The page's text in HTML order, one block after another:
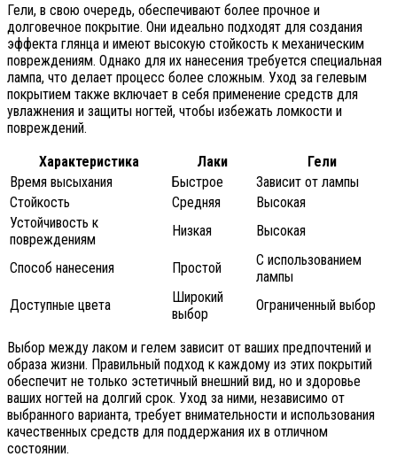
Гели, в свою очередь, обеспечивают более прочное и
долговечное покрытие. Они идеально подходят для создания
эффекта глянца и имеют высокую стойкость к механическим
повреждениям. Однако для их нанесения требуется специальная
лампа, что делает процесс более сложным. Уход за гелевым
покрытием также включает в себя применение средств для
увлажнения и защиты ногтей, чтобы избежать ломкости и
повреждений.
Характеристика
Лаки
Гели
Время высыхания
Быстрое
Зависит от лампы
Стойкость
Средняя
Высокая
Устойчивость к
повреждениям
Низкая Высокая
Способ нанесения Простой
С использованием
лампы
Доступные цвета
Широкий
выбор
Ограниченный выбор
Выбор между лаком и гелем зависит от ваших предпочтений и
образа жизни. Правильный подход к каждому из этих покрытий
обеспечит не только эстетичный внешний вид, но и здоровье
ваших ногтей на долгий срок. Уход за ними, независимо от
выбранного варианта, требует внимательности и использования
качественных средств для поддержания их в отличном
состоянии.